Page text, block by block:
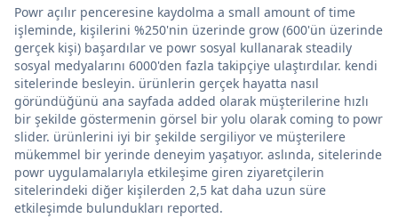
Powr açılır penceresine kaydolma a small amount of time
işleminde, kişilerini %250'nin üzerinde grow (600'ün üzerinde
gerçek kişi) başardılar ve powr sosyal kullanarak steadily
sosyal medyalarını 6000'den fazla takipçiye ulaştırdılar. kendi
sitelerinde besleyin. ürünlerin gerçek hayatta nasıl
göründüğünü ana sayfada added olarak müşterilerine hızlı
bir şekilde göstermenin görsel bir yolu olarak coming to powr
slider. ürünlerini iyi bir şekilde sergiliyor ve müşterilere
mükemmel bir yerinde deneyim yaşatıyor. aslında, sitelerinde
powr uygulamalarıyla etkileşime giren ziyaretçilerin
sitelerindeki diğer kişilerden 2,5 kat daha uzun süre
etkileşimde bulundukları reported.